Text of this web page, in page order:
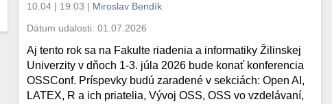
10.04 | 19:03 | Miroslav Bendík
Dátum udalosti:01.07.2026
Aj tento rok sa na Fakulte riadenia a informatiky Žilinskej
Univerzity v dňoch 1-3. júla 2026 bude konať konferencia
OSSConf. Príspevky budú zaradené v sekciách: Open AI,
LATEX, R a ich priatelia, Vývoj OSS, OSS vo vzdelávaní,